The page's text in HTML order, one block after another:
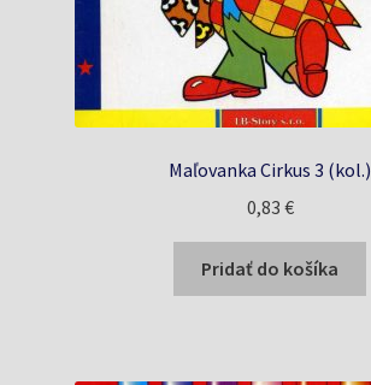
Maľovanka Cirkus 3 (kol.)
0,83 €
Pridať do košíka